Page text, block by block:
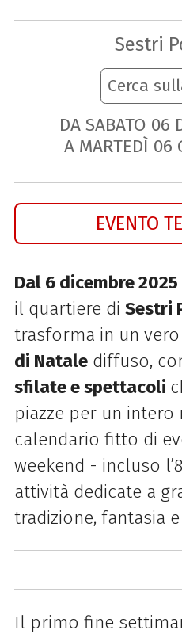
Sestri
Cerca
DA SABATO 06
A MARTEDÌ 06
EVENTO
Dal 6 dicembre
il quartiere di Sestri
trasforma in un
di Natalediffuso,
sfilate e spettacoli
piazze per un intero
calendario fitto di
weekend - incluso
attività dedicate a
tradizione, fantasia
Il primo fine